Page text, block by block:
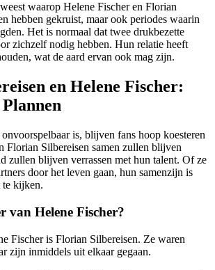
waarop Helene Fischer en Florian
hebben gekruist, maar ook periodes waarin
Het is normaal dat twee drukbezette
zichzelf nodig hebben. Hun relatie heeft
wat de aard ervan ook mag zijn.
en Helene Fischer:
is, blijven fans hoop koesteren
Florian Silbereisen samen zullen blijven
zullen blijven verrassen met hun talent. Of ze
door het leven gaan, hun samenzijn is
te kijken.
van Helene Fischer?
Fischer is Florian Silbereisen. Ze waren
zijn inmiddels uit elkaar gegaan.